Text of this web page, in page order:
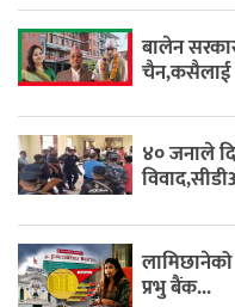
बालेन
४० जनाले
प्रभु बैंक...